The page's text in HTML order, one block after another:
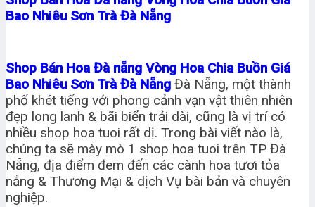
Bao Nhiêu Sơn Trà Đà Nẵng
Shop Bán Hoa Đà nẵng Vòng Hoa Chia Buồn Giá
Bao Nhiêu Sơn Trà Đà Nẵng Đà Nẵng, một thành
phố khét tiếng với phong cảnh vạn vật thiên nhiên
đẹp long lanh & bãi biển trải dài, cũng là vị trí có
nhiều shop hoa tuoi rất dị. Trong bài viết nào là,
chúng ta sẽ mày mò 1 shop hoa tuoi trên TP Đà
Nẵng, địa điểm đem đến các cành hoa tươi tỏa
nắng & Thương Mại & dịch Vụ bài bản và chuyên
nghiệp.